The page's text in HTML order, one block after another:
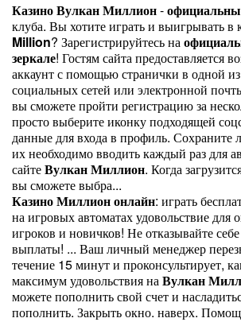
КазиноВулканМиллион-
клуба. Вы хотите играть и выигрывать в
Million? Зарегистрируйтесь на
зеркале! Гостям сайта предоставляется
аккаунт с помощью странички в одной
социальных сетей или электронной
вы сможете пройти регистрацию за
просто выберите иконку подходящей
данные для входа в профиль. Сохраните
их необходимо вводить каждый раз для
сайтеВулканМиллион. Когда
вы сможете выбра...
КазиноМиллиононлайн: играть
на игровых автоматах удовольствие для
игроков и новичков! Не отказывайте
выплаты! ... Ваш личный менеджер
течение 15 минут и проконсультирует,
максимум удовольствия наВулкан
можете пополнить свой счет и
пополнить. Закрыть окно. наверх.